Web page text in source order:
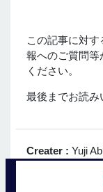
この記事に対
報へのご質問等
ください。
最後までお読み
Creater : Yuji